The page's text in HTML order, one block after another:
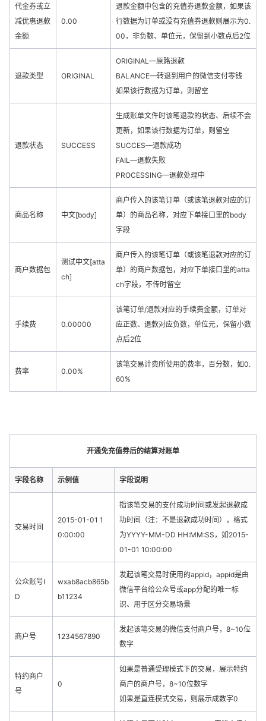
代金券或立
减优惠退款
金额
0.00
退款金额中包含的充值券退款金额，如果该
行数据为订单或没有充值券退款则展示为0.
00，非负数、单位元，保留到小数点后2位
退款类型 ORIGINAL
ORIGINAL—原路退款
BALANCE—转退到用户的微信支付零钱
如果该行数据为订单，则留空
退款状态 SUCCESS
生成账单文件时该笔退款的状态、后续不会
更新，如果该行数据为订单，则留空
SUCCES—退款成功
FAIL—退款失败
PROCESSING—退款处理中
商品名称 中文[body]
商户传入的该笔订单（或该笔退款对应的订
单）的商品名称，对应下单接口里的body
字段
商户数据包
测试中文[atta
ch]
商户传入的该笔订单（或该笔退款对应的订
单）的商户数据包，对应下单接口里的atta
ch字段，不传时留空
手续费 0.00000
该笔订单/退款对应的手续费金额，订单对
应正数、退款对应负数，单位元，保留小数
点后2位
费率 0.00%
该笔交易计费所使用的费率，百分数，如0.
60%
开通免充值券后的结算对账单
字段名称 示例值 字段说明
交易时间
2015-01-01 1
0:00:00
指该笔交易的支付成功时间或发起退款成
功时间（注：不是退款成功时间），格式
为YYYY-MM-DD HH:MM:SS，如2015-
01-01 10:00:00
公众账号I
D
wxab8acb865b
b11234
发起该笔交易时使用的appid，appid是由
微信平台给公众号或app分配的唯一标
识、用于区分交易场景
商户号 1234567890
发起该笔交易的微信支付商户号，8~10位
数字
特约商户
号
0
如果是普通受理模式下的交易，展示特约
商户的商户号，8~10位数字
如果是直连模式交易，则展示成数字0